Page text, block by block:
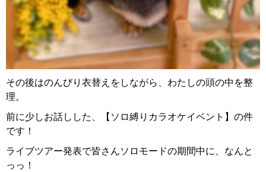
その後はのんびり衣替えをしながら、わたしの頭の中を整
理。
前に少しお話しした、【ソロ縛りカラオケイベント】の件
です！
ライブツアー発表で皆さんソロモードの期間中に、なんと
っっ！